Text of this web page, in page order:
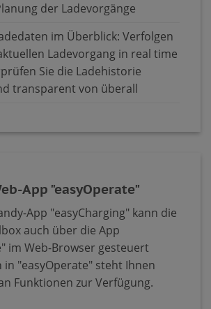
der Ladevorgänge
im Überblick: Verfolgen
Ladevorgang in real time
Sie die Ladehistorie
transparent von überall
App "easyOperate"
App "easyCharging" kann die
auch über die App
im Web-Browser gesteuert
in "easyOperate" steht Ihnen
Funktionen zur Verfügung.